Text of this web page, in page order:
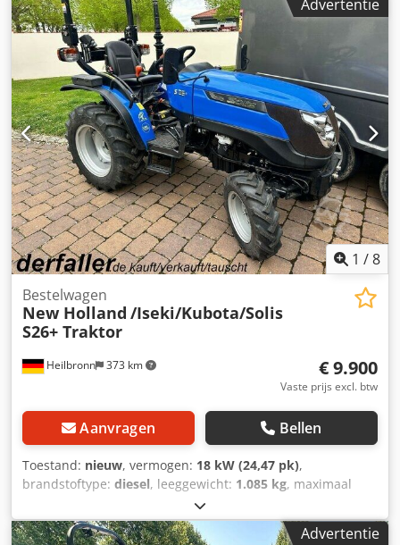
Nutzfahrzeuge GmbH (Duits, Engels, Bulgaars, Russisch) *
Viktoria Sologubova (Pools, Russisch, Oekraïens, Engels)
Bedrijfsuren: 12.395 Airconditioning Lehnhoff MS08
snelwissel Gewicht: 8.590 kg Schuifblad Isuzu motor
Csdpoyvm Awjfx Ap Hsha Dieplepel 400 mm snijrand
Dieplepel 900 mm snijrand Grijper 600 mm Wijzigingen
voorbehouden. Wij nemen uw gebruikte voertuig graag in
ruil. Financiering direct bij ons mogelijk. GOLEC
NUTZFAHRZEUGE GMBH Wij spreken: Duits, Engels,
Spaans, Pools, Oekraïens, Russisch, Bulgaars.
Advertentie
1 /8
Heilbronn 373 km
Bestelwagen
New Holland /Iseki/Kubota/Solis
S26+ Traktor
€ 9.900
Vaste prijs excl. btw
Aanvragen Bellen
Toestand: nieuw, vermogen: 18 kW (24,47 pk),
brandstoftype: diesel, leeggewicht: 1.085 kg, maximaal
, totaalgewicht:
soort overbrenging:mechanisch, ophanging:overig,
aantal zitplaatsen:1, totale lengte: 2.760 mm , Uitrusting:
Advertentie